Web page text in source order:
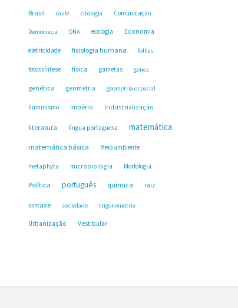
Brasil caule citologia Comunicação
Democracia DNA ecologia Economia
eletricidade fisiologia humana folhas
fotossíntese física gametas genes
genética geometria geometria espacial
Iluminismo Império Industrialização
literatura língua portuguesa matemática
matemática básica Meio ambiente
metaphyta microbiologia Morfologia
Política português química raiz
sintaxe sociedade trigonometria
Urbanização Vestibular